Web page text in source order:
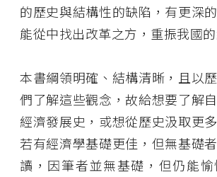
的歷史與結構性的缺陷，有更深
能從中找出改革之方，重振我國的
本書綱領明確、結構清晰，且以
們了解這些觀念，故給想要了解
經濟發展史，或想從歷史汲取更
若有經濟學基礎更佳，但無基礎
讀，因筆者並無基礎，但仍能